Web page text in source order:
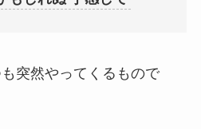
突然やってくるもので